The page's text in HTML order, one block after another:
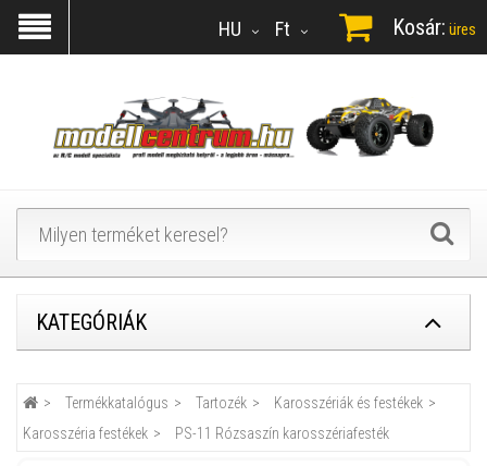
Ft
HU Kosár: üres
KATEGÓRIÁK
Termékkatalógus Tartozék
Karosszériák és festékek
Karosszéria festékek
PS-11 Rózsaszín karosszériafesték